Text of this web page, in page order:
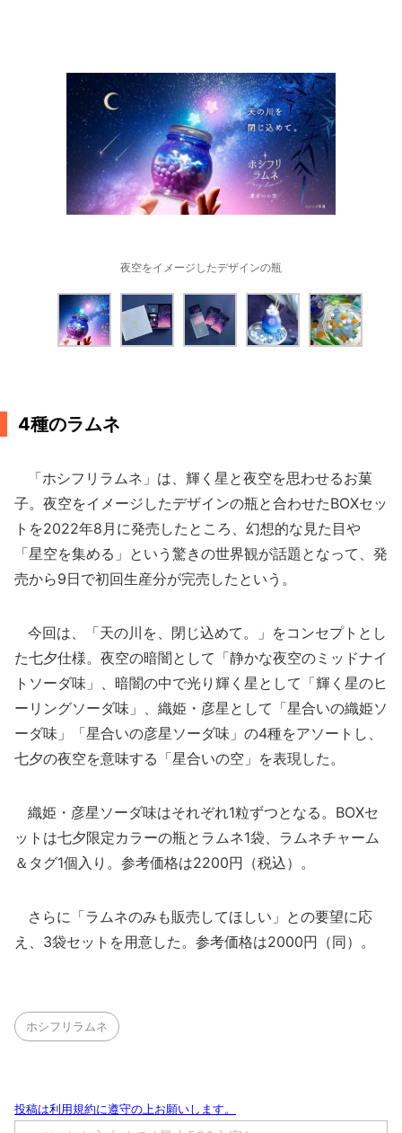
夜空をイメージしたデザインの瓶
4種のラムネ
「ホシフリラムネ」は、輝く星と夜空を思わせるお菓
子。夜空をイメージしたデザインの瓶と合わせたBOXセッ
トを2022年8月に発売したところ、幻想的な見た目や
「星空を集める」という驚きの世界観が話題となって、発
売から9日で初回生産分が完売したという。
今回は、「天の川を、閉じ込めて。」をコンセプトとし
た七夕仕様。夜空の暗闇として「静かな夜空のミッドナイ
トソーダ味」、暗闇の中で光り輝く星として「輝く星のヒ
ーリングソーダ味」、織姫・彦星として「星合いの織姫ソ
ーダ味」「星合いの彦星ソーダ味」の4種をアソートし、
七夕の夜空を意味する「星合いの空」を表現した。
織姫・彦星ソーダ味はそれぞれ1粒ずつとなる。BOXセ
ットは七夕限定カラーの瓶とラムネ1袋、ラムネチャーム
＆タグ1個入り。参考価格は2200円（税込）。
さらに「ラムネのみも販売してほしい」との要望に応
え、3袋セットを用意した。参考価格は2000円（同）。
ホシフリラムネ